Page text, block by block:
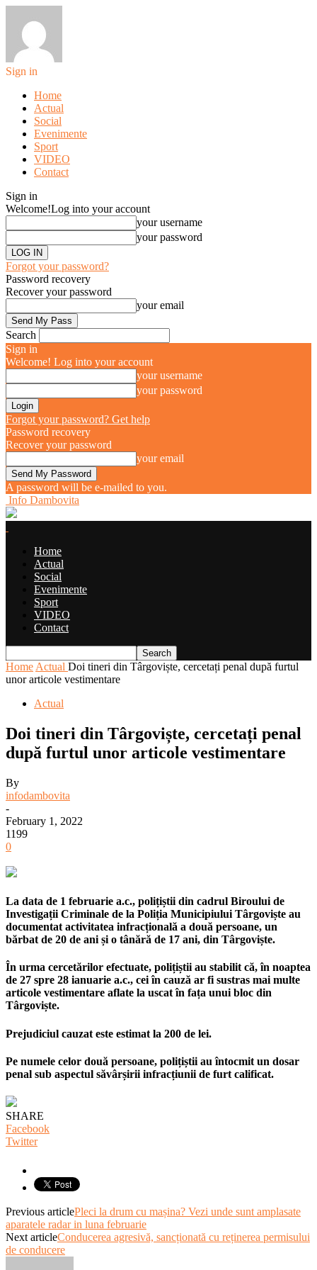
Sign in
Home
Actual
Social
Evenimente
Sport
VIDEO
Contact
Sign in
Welcome!Log into your account
your username
your password
Forgot your password?
Password recovery
Recover your password
your email
Search
Sign in
Welcome! Log into your account
your username
your password
Forgot your password? Get help
Password recovery
Recover your password
your email
A password will be e-mailed to you.
Info Dambovita
Home
Actual
Social
Evenimente
Sport
VIDEO
Contact
Home Actual Doi tineri din Târgoviște, cercetați penal după furtul
unor articole vestimentare
Actual
Doi tineri din Târgoviște, cercetați penal
după furtul unor articole vestimentare
By
infodambovita
-
February 1, 2022
1199
0
La data de 1 februarie a.c., polițiștii din cadrul Biroului de
Investigații Criminale de la Poliția Municipiului Târgoviște au
documentat activitatea infracțională a două persoane, un
bărbat de 20 de ani și o tânără de 17 ani, din Târgoviște.
În urma cercetărilor efectuate, polițiștii au stabilit că, în noaptea
de 27 spre 28 ianuarie a.c., cei în cauză ar fi sustras mai multe
articole vestimentare aflate la uscat în fața unui bloc din
Târgoviște.
Prejudiciul cauzat este estimat la 200 de lei.
Pe numele celor două persoane, polițiștii au întocmit un dosar
penal sub aspectul săvârșirii infracțiunii de furt calificat.
SHARE
Facebook
Twitter
Previous articlePleci la drum cu mașina? Vezi unde sunt amplasate
aparatele radar in luna februarie
Next articleConducerea agresivă, sancționată cu reținerea permisului
de conducere